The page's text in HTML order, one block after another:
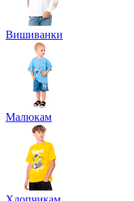
Вишиванки
Малюкам